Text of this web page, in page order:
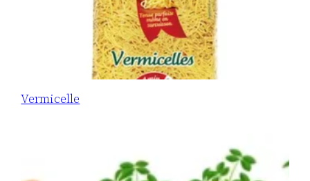
Vermicelle